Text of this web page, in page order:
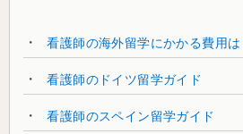
看護師の海外留学にかかる費用は
看護師のドイツ留学ガイド
看護師のスペイン留学ガイド